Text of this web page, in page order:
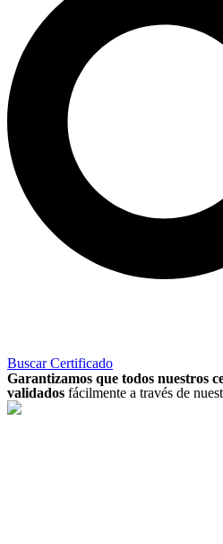
Buscar Certificado
Garantizamos que todos nuestros
validados fácilmente a través de